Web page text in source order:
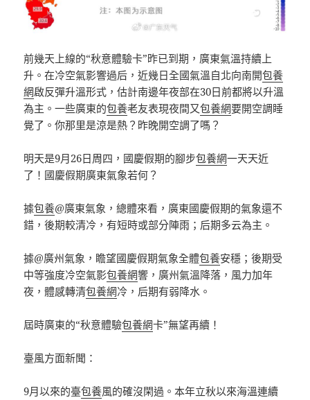
前幾天上線的“秋意體驗卡”昨已到期，廣東氣溫持續上
升。在冷空氣影響過后，近幾日全國氣溫自北向南開包養
網啟反彈升溫形式，估計南邊年夜部在30日前都將以升溫
為主。一些廣東的包養老友表現夜間又包養網要開空調睡
覺了。你那里是涼是熱？昨晚開空調了嗎？
明天是9月26日周四，國慶假期的腳步包養網一天天近
了！國慶假期廣東氣象若何？
據包養@廣東氣象，總體來看，廣東國慶假期的氣象還不
錯，後期較清冷，有短時或部分陣雨；后期多云為主。
據@廣州氣象，瞻望國慶假期氣象全體包養安穩；後期受
中等強度冷空氣影包養網響，廣州氣溫降落，風力加年
夜，體感轉清包養網冷，后期有弱降水。
屆時廣東的“秋意體驗包養網卡”無望再續！
臺風方面新聞：
9月以來的臺包養風的確沒閑過。本年立秋以來海溫連續